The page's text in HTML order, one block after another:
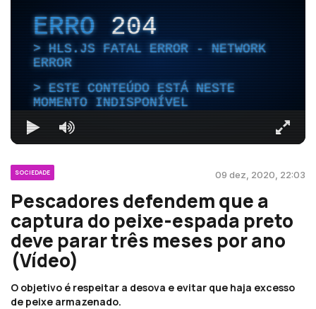
ERRO204
HLS.JS FATAL ERROR - NETWORK
ERROR
ESTE CONTEÚDO ESTÁ NESTE
MOMENTO INDISPONÍVEL
SOCIEDADE 09 dez, 2020, 22:03
Pescadores defendem que a
captura do peixe-espada preto
deve parar três meses por ano
(Vídeo)
O objetivo é respeitar a desova e evitar que haja excesso
de peixe armazenado.